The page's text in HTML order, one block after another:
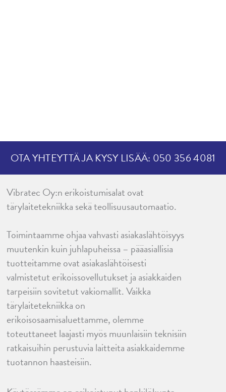
OTA YHTEYTTÄ JA KYSY LISÄÄ: 050 356 4081
Vibratec Oy:n erikoistumisalat ovat
tärylaitetekniikka sekä teollisuusautomaatio.
Toimintaamme ohjaa vahvasti asiakaslähtöisyys
muutenkin kuin juhlapuheissa – pääasiallisia
tuotteitamme ovat asiakaslähtöisesti
valmistetut erikoissovellutukset ja asiakkaiden
tarpeisiin sovitetut vakiomallit.Vaikka
tärylaitetekniikka on
erikoisosaamisaluettamme, olemme
toteuttaneet laajasti myös muunlaisiin teknisiin
ratkaisuihin perustuvia laitteita asiakkaidemme
tuotannon haasteisiin.